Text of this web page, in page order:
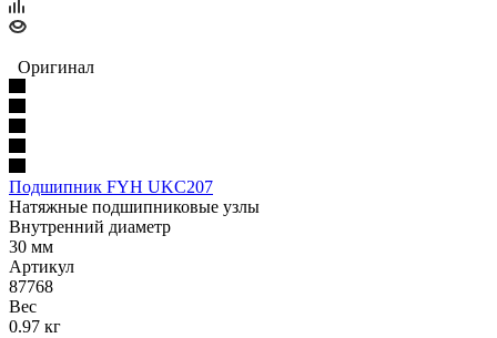
Оригинал
Подшипник FYH UKC207
Натяжные подшипниковые узлы
Внутренний диаметр
30 мм
Артикул
87768
Вес
0.97 кг